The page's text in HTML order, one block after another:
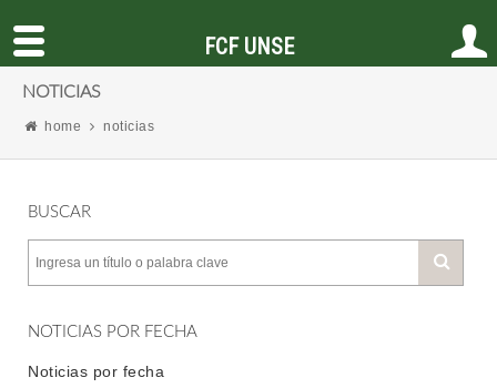
NOTICIAS
home noticias
BUSCAR
NOTICIAS POR FECHA
Noticias por fecha
FCF UNSE